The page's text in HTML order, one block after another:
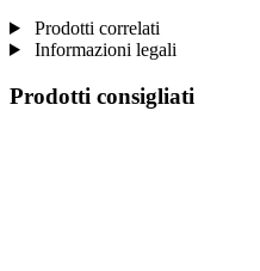
Prodotti correlati
Informazioni legali
Prodotti consigliati